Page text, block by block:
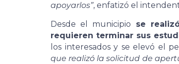
apoyarlos”, enfatizó el
Desde el municipio se
requieren terminar sus
los interesados y se elevó el
que realizó la solicitud de